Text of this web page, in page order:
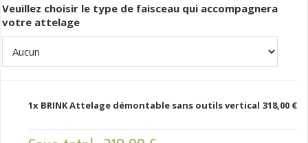
Veuillez choisir le type de faisceau qui accompagnera
votre attelage
1x BRINK Attelage démontable sans outils vertical 318,00 €